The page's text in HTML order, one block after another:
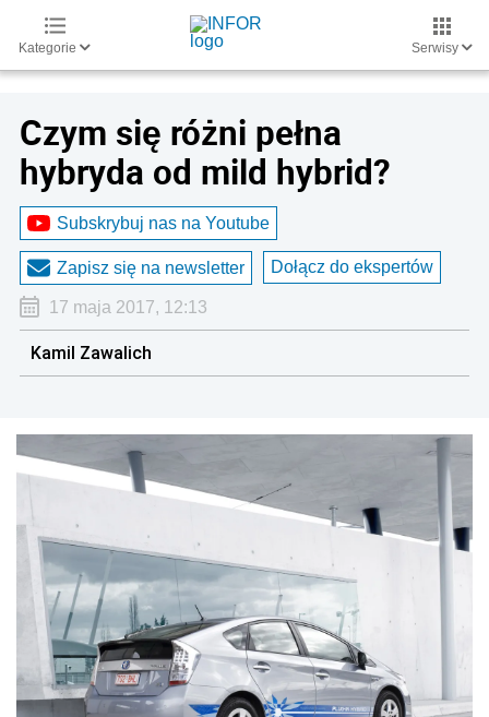
Kategorie Serwisy
Czym się różni pełna
hybryda od mild hybrid?
Subskrybuj nas na Youtube
Zapisz się na newsletter Dołącz do ekspertów
17 maja 2017, 12:13
Kamil Zawalich